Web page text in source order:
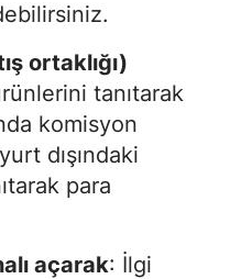
ortaklığı)
tanıtarak
komisyon
dışındaki
para
açarak: İlgi